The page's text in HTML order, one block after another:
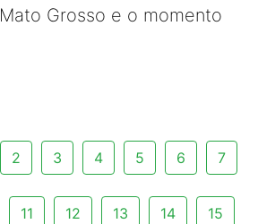
Mato Grosso e o momento
2 3 4 5 6 7
11 12 13 14 15